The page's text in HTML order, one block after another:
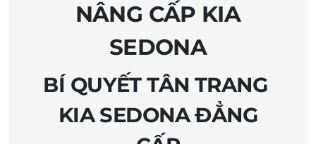
NÂNG CẤP KIA
SEDONA
BÍ QUYẾT TÂN TRANG
KIA SEDONA ĐẲNG